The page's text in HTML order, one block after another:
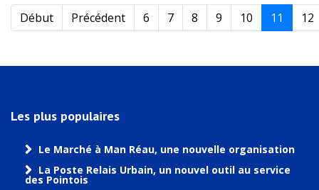
Début Précédent 6 7 8 9 10 11 12
Les plus populaires
Le Marché à Man Réau, une nouvelle organisation
La Poste Relais Urbain, un nouvel outil au service
des Pointois